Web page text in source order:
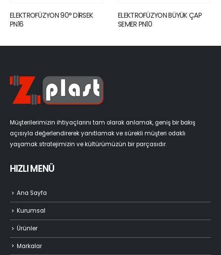
ELEKTROFÜZYON BÜYÜK ÇAP
ELEKTROFÜZYON
Müşterilerimizin ihtiyaçlarını tam olarak anlamak, geniş bir bakış
açısıyla değerlendirerek yanıtlamak ve sürekli müşteri odaklı
yaşamak stratejimizin ve kültürümüzün bir parçasıdır.
HIZLI MENÜ
Ana Sayfa
Kurumsal
Ürünler
Markalar